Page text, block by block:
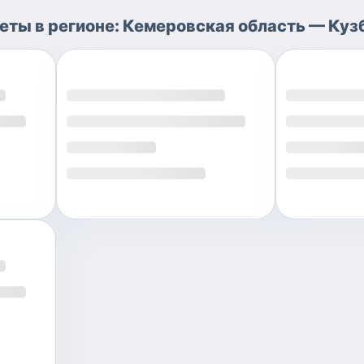
в регионе: Кемеровская область —